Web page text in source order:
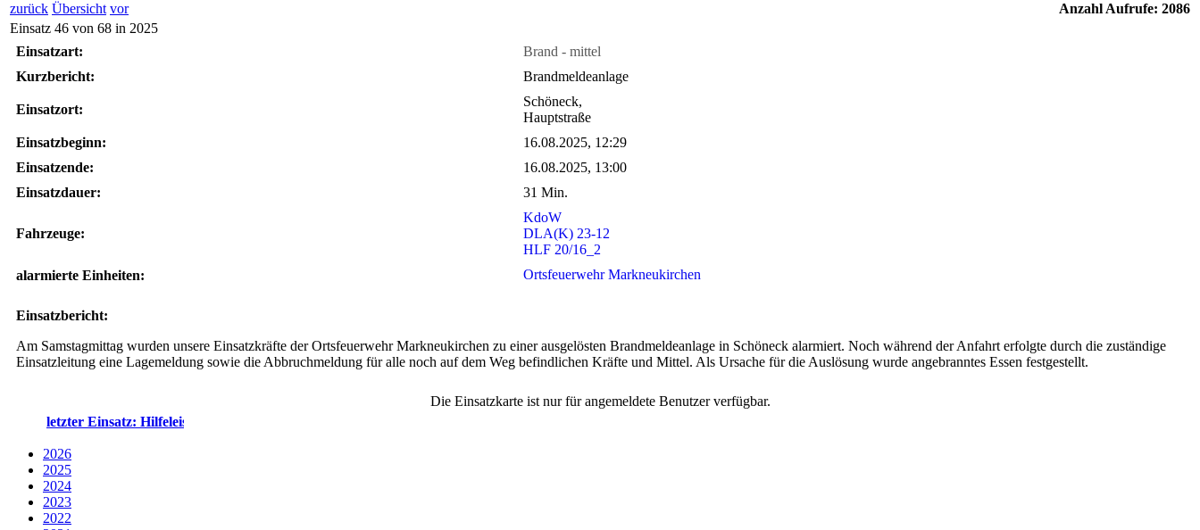
zurück Übersicht vor
Anzahl Aufrufe: 2086
Einsatz 46 von 68 in 2025
Einsatzart:
Brand - mittel
Kurzbericht:
Brandmeldeanlage
Einsatzort:
Schöneck,
Hauptstraße
Einsatzbeginn:
16.08.2025, 12:29
Einsatzende:
16.08.2025, 13:00
Einsatzdauer:
31 Min.
Fahrzeuge:
KdoW
DLA(K) 23-12
HLF 20/16_2
alarmierte Einheiten:
Ortsfeuerwehr Markneukirchen
Einsatzbericht:
Am Samstagmittag wurden unsere Einsatzkräfte der Ortsfeuerwehr Markneukirchen zu einer ausgelösten Brandmeldeanlage in Schöneck alarmiert. Noch während der Anfahrt erfolgte durch die zuständige
Einsatzleitung eine Lagemeldung sowie die Abbruchmeldung für alle noch auf dem Weg befindlichen Kräfte und Mittel. Als Ursache für die Auslösung wurde angebranntes Essen festgestellt.
Die Einsatzkarte ist nur für angemeldete Benutzer verfügbar.
letzter Einsatz: Hilfeleistung - klein - 02.08.2026 um 17:53 Uhr
2026
2025
2024
2023
2022